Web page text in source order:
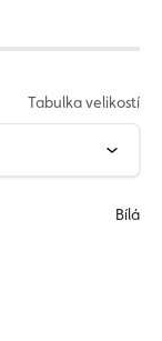
Tabulka velikostí
Bílá